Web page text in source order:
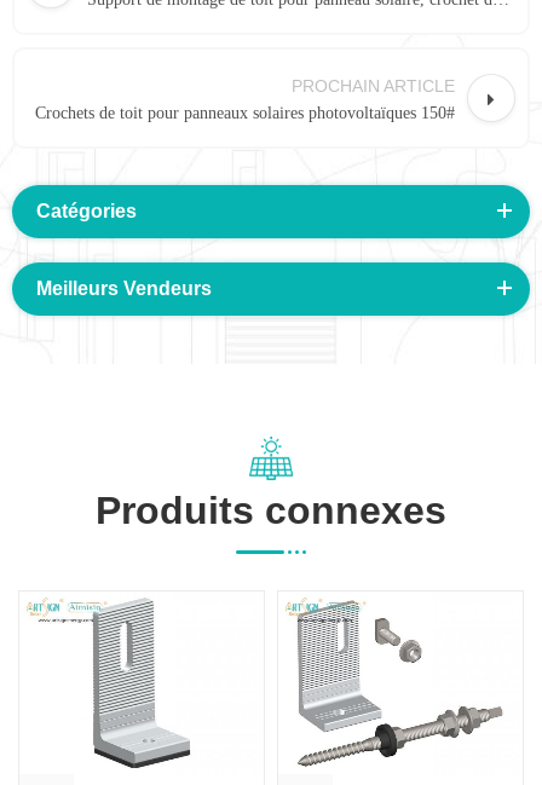
PROCHAIN ARTICLE
Crochets de toit pour panneaux solaires photovoltaïques 150#
Catégories
Meilleurs Vendeurs
Produits connexes